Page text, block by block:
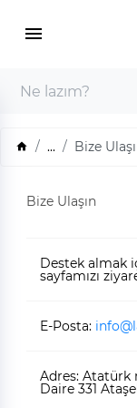
... Bize
Bize Ulaşın
Destek almak
sayfamızı
E-Posta:
Adres: Atatürk
Daire 331